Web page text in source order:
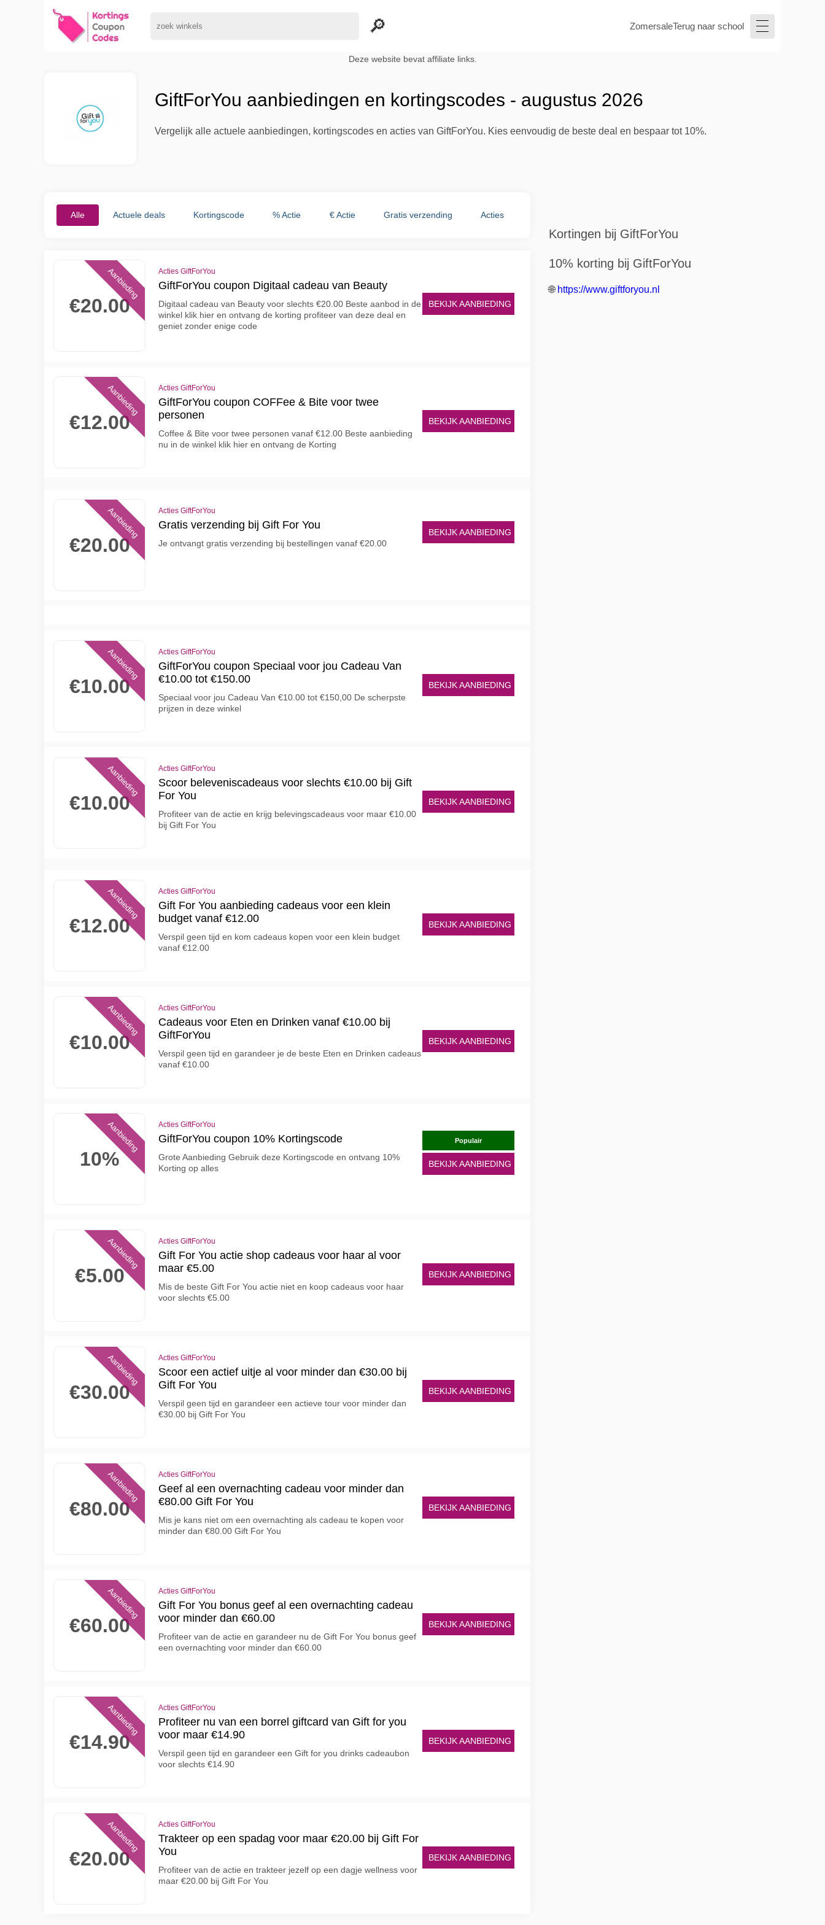
ZomersaleTerug naar school
Deze website bevat affiliate links.
GiftForYou aanbiedingen en kortingscodes - augustus 2026
Vergelijk alle actuele aanbiedingen, kortingscodes en acties van GiftForYou. Kies eenvoudig de beste deal en bespaar tot 10%.
Alle Actuele deals Kortingscode % Actie € Actie Gratis verzending Acties
€20.00
Aanbieding Acties GiftForYou
GiftForYou coupon Digitaal cadeau van Beauty
Digitaal cadeau van Beauty voor slechts €20.00 Beste aanbod in de
winkel klik hier en ontvang de korting profiteer van deze deal en
geniet zonder enige code
BEKIJK AANBIEDING
€12.00
Aanbieding Acties GiftForYou
GiftForYou coupon COFFee & Bite voor twee
personen
Coffee & Bite voor twee personen vanaf €12.00 Beste aanbieding
nu in de winkel klik hier en ontvang de Korting
BEKIJK AANBIEDING
€20.00
Aanbieding Acties GiftForYou
Gratis verzending bij Gift For You
Je ontvangt gratis verzending bij bestellingen vanaf €20.00
BEKIJK AANBIEDING
€10.00
Aanbieding Acties GiftForYou
GiftForYou coupon Speciaal voor jou Cadeau Van
€10.00 tot €150.00
Speciaal voor jou Cadeau Van €10.00 tot €150,00 De scherpste
prijzen in deze winkel
BEKIJK AANBIEDING
€10.00
Aanbieding Acties GiftForYou
Scoor beleveniscadeaus voor slechts €10.00 bij Gift
For You
Profiteer van de actie en krijg belevingscadeaus voor maar €10.00
bij Gift For You
BEKIJK AANBIEDING
€12.00
Aanbieding Acties GiftForYou
Gift For You aanbieding cadeaus voor een klein
budget vanaf €12.00
Verspil geen tijd en kom cadeaus kopen voor een klein budget
vanaf €12.00
BEKIJK AANBIEDING
€10.00
Aanbieding Acties GiftForYou
Cadeaus voor Eten en Drinken vanaf €10.00 bij
GiftForYou
Verspil geen tijd en garandeer je de beste Eten en Drinken cadeaus
vanaf €10.00
BEKIJK AANBIEDING
10%
Aanbieding Acties GiftForYou
GiftForYou coupon 10% Kortingscode
Grote Aanbieding Gebruik deze Kortingscode en ontvang 10%
Korting op alles
Populair
BEKIJK AANBIEDING
€5.00
Aanbieding Acties GiftForYou
Gift For You actie shop cadeaus voor haar al voor
maar €5.00
Mis de beste Gift For You actie niet en koop cadeaus voor haar
voor slechts €5.00
BEKIJK AANBIEDING
€30.00
Aanbieding Acties GiftForYou
Scoor een actief uitje al voor minder dan €30.00 bij
Gift For You
Verspil geen tijd en garandeer een actieve tour voor minder dan
€30.00 bij Gift For You
BEKIJK AANBIEDING
€80.00
Aanbieding Acties GiftForYou
Geef al een overnachting cadeau voor minder dan
€80.00 Gift For You
Mis je kans niet om een ​​overnachting als cadeau te kopen voor
minder dan €80.00 Gift For You
BEKIJK AANBIEDING
€60.00
Aanbieding Acties GiftForYou
Gift For You bonus geef al een overnachting cadeau
voor minder dan €60.00
Profiteer van de actie en garandeer nu de Gift For You bonus geef
een overnachting voor minder dan €60.00
BEKIJK AANBIEDING
€14.90
Aanbieding Acties GiftForYou
Profiteer nu van een borrel giftcard van Gift for you
voor maar €14.90
Verspil geen tijd en garandeer een Gift for you drinks cadeaubon
voor slechts €14.90
BEKIJK AANBIEDING
€20.00
Aanbieding Acties GiftForYou
Trakteer op een spadag voor maar €20.00 bij Gift For
You
Profiteer van de actie en trakteer jezelf op een dagje wellness voor
maar €20.00 bij Gift For You
BEKIJK AANBIEDING
Kortingen bij GiftForYou
10% korting bij GiftForYou
🌐 https://www.giftforyou.nl